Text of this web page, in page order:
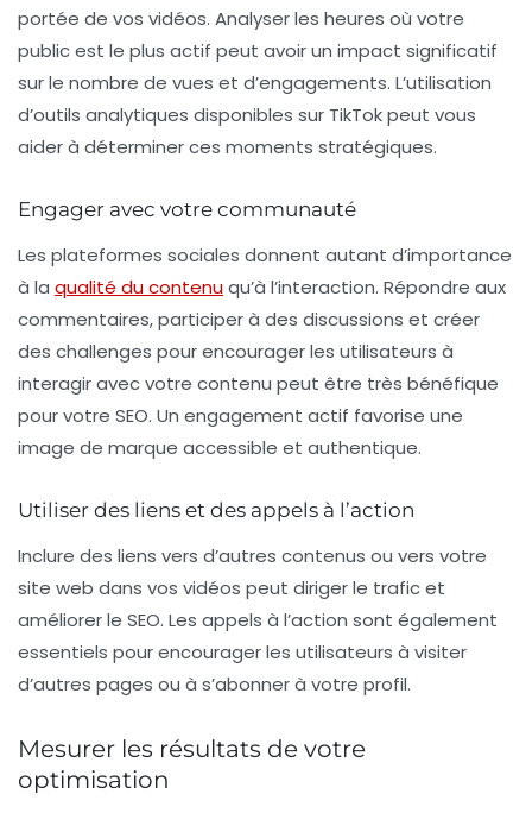
portée de vos vidéos. Analyser les heures où votre
public est le plus actif peut avoir un impact significatif
sur le nombre de vues et d’engagements. L’utilisation
d’outils analytiques disponibles sur TikTok peut vous
aider à déterminer ces moments stratégiques.
Engager avec votre communauté
Les plateformes sociales donnent autant d’importance
à la qualité du contenuqu’à l’interaction. Répondre aux
commentaires, participer à des discussions et créer
des challenges pour encourager les utilisateurs à
interagir avec votre contenu peut être très bénéfique
pour votre SEO. Un engagement actif favorise une
image de marque accessible et authentique.
Utiliser des liens et des appels à l’action
Inclure des liens vers d’autres contenus ou vers votre
site web dans vos vidéos peut diriger le trafic et
améliorer le SEO. Les appels à l’action sont également
essentiels pour encourager les utilisateurs à visiter
d’autres pages ou à s’abonner à votre profil.
Mesurer les résultats de votre
optimisation